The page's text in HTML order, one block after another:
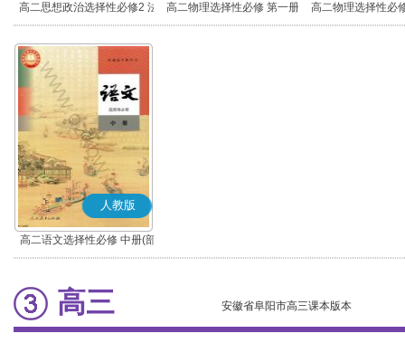
高二思想政治选择性必修2 法
律与生活(部编版)
高二物理选择性必修 第一册 高二物理选择性必
人教版
高二语文选择性必修 中册(部
编版)
高三 安徽省阜阳市高三课本版本